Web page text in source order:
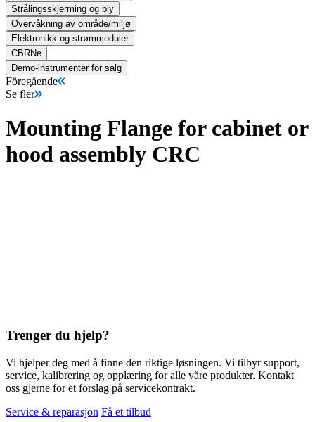
Strålingsskjerming og bly
Overvåkning av område/miljø
Elektronikk og strømmoduler
CBRNe
Demo-instrumenter for salg
Föregående
Se fler
Mounting Flange for cabinet or
hood assembly CRC
Trenger du hjelp?
Vi hjelper deg med å finne den riktige løsningen. Vi tilbyr support,
service, kalibrering og opplæring for alle våre produkter. Kontakt
oss gjerne for et forslag på servicekontrakt.
Service & reparasjon Få et tilbud